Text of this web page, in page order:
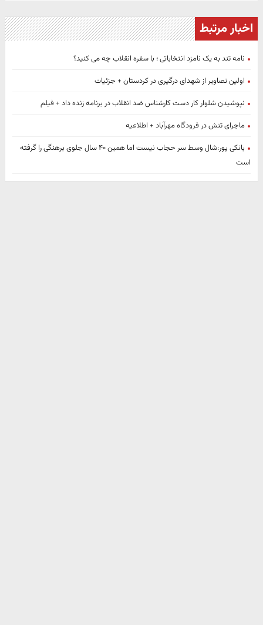
اخبار مرتبط
نامه تند به یک نامزد انتخاباتی ؛ با سفره انقلاب چه می کنید؟
اولین تصاویر از شهدای درگیری در کردستان + جزئیات
نپوشیدن شلوار کار دست کارشناس ضد انقلاب در برنامه زنده داد + فیلم
ماجرای تنش در فرودگاه مهرآباد + اطلاعیه
بانکی پور:شال وسط سر حجاب نیست اما همین ۴۰ سال جلوی برهنگی را گرفته
است